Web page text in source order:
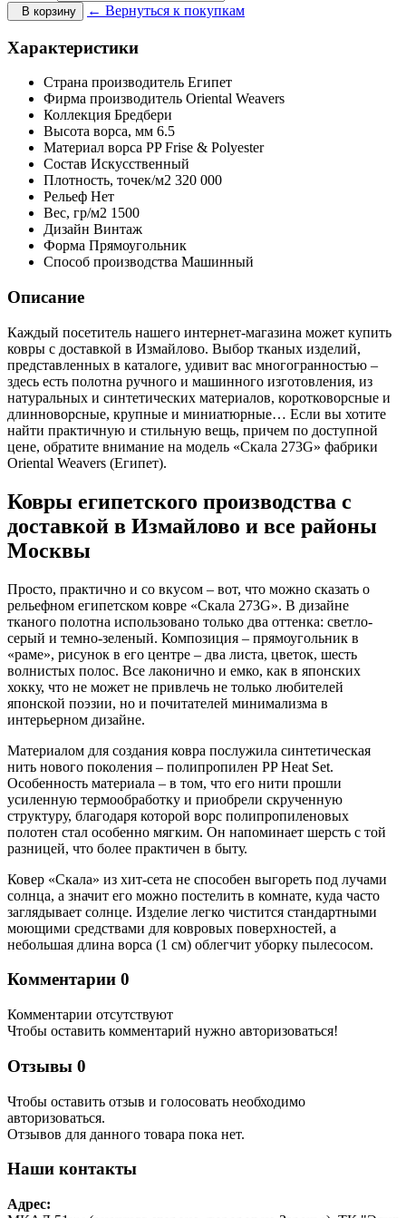
В корзину ← Вернуться к покупкам
Характеристики
Страна производитель Египет
Фирма производитель Oriental Weavers
Коллекция Бредбери
Высота ворса, мм 6.5
Материал ворса PP Frise & Polyester
Состав Искусственный
Плотность, точек/м2 320 000
Рельеф Нет
Вес, гр/м2 1500
Дизайн Винтаж
Форма Прямоугольник
Способ производства Машинный
Описание
Каждый посетитель нашего интернет-магазина может купить
ковры с доставкой в Измайлово. Выбор тканых изделий,
представленных в каталоге, удивит вас многогранностью –
здесь есть полотна ручного и машинного изготовления, из
натуральных и синтетических материалов, коротковорсные и
длинноворсные, крупные и миниатюрные… Если вы хотите
найти практичную и стильную вещь, причем по доступной
цене, обратите внимание на модель «Скала 273G» фабрики
Oriental Weavers (Египет).
Ковры египетского производства с
доставкой в Измайлово и все районы
Москвы
Просто, практично и со вкусом – вот, что можно сказать о
рельефном египетском ковре «Скала 273G». В дизайне
тканого полотна использовано только два оттенка: светло-
серый и темно-зеленый. Композиция – прямоугольник в
«раме», рисунок в его центре – два листа, цветок, шесть
волнистых полос. Все лаконично и емко, как в японских
хокку, что не может не привлечь не только любителей
японской поэзии, но и почитателей минимализма в
интерьерном дизайне.
Материалом для создания ковра послужила синтетическая
нить нового поколения – полипропилен PP Heat Set.
Особенность материала – в том, что его нити прошли
усиленную термообработку и приобрели скрученную
структуру, благодаря которой ворс полипропиленовых
полотен стал особенно мягким. Он напоминает шерсть с той
разницей, что более практичен в быту.
Ковер «Скала» из хит-сета не способен выгореть под лучами
солнца, а значит его можно постелить в комнате, куда часто
заглядывает солнце. Изделие легко чистится стандартными
моющими средствами для ковровых поверхностей, а
небольшая длина ворса (1 см) облегчит уборку пылесосом.
Комментарии 0
Комментарии отсутствуют
Чтобы оставить комментарий нужно авторизоваться!
Отзывы 0
Чтобы оcтавить отзыв и голосовать необходимо
авторизоваться.
Отзывов для данного товара пока нет.
Наши контакты
Адрес: